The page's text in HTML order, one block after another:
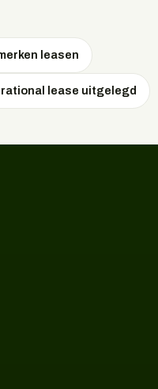
leasen
lease uitgelegd